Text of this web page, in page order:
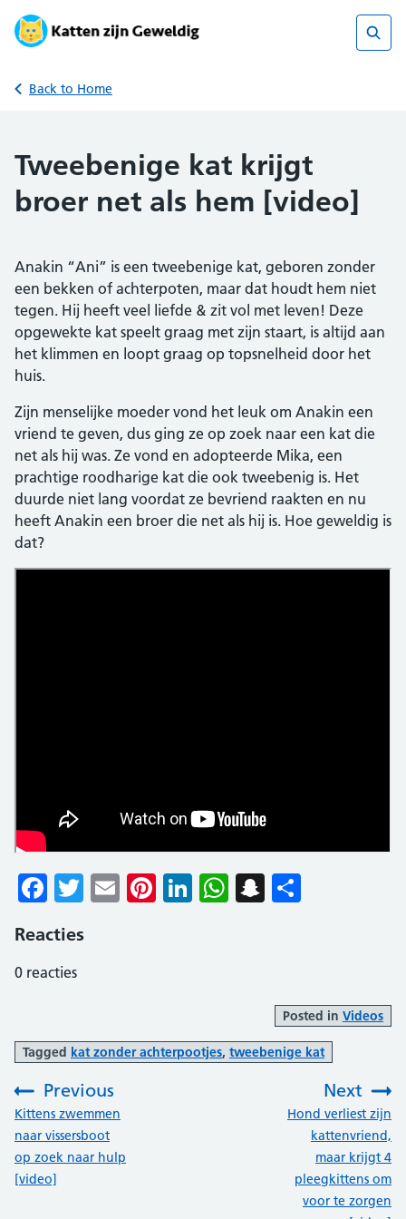
Skip
Back to Home
Tweebenige kat krijgt
broer net als hem [video]
Anakin “Ani” is een tweebenige kat, geboren zonder
een bekken of achterpoten, maar dat houdt hem niet
tegen. Hij heeft veel liefde & zit vol met leven! Deze
opgewekte kat speelt graag met zijn staart, is altijd aan
het klimmen en loopt graag op topsnelheid door het
huis.
Zijn menselijke moeder vond het leuk om Anakin een
vriend te geven, dus ging ze op zoek naar een kat die
net als hij was. Ze vond en adopteerde Mika, een
prachtige roodharige kat die ook tweebenig is. Het
duurde niet lang voordat ze bevriend raakten en nu
heeft Anakin een broer die net als hij is. Hoe geweldig is
dat?
Facebook
Twitter
EmailPinterest
LinkedIn
WhatsApp
Snapchat
Reacties
0 reacties
Posted in Videos
Tagged kat zonder achterpootjes, tweebenige kat
Previous
:Kittens zwemmen
naar vissersboot
op zoek naar hulp
[video]
Next
Hond verliest zijn
kattenvriend,
maar krijgt 4
pleegkittens om
voor te zorgen